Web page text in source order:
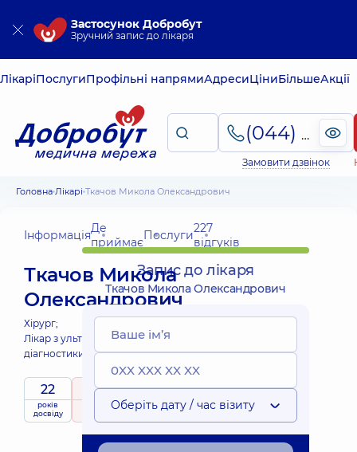
Застосунок Добробут
Зручний запис до лікаря
ЛікаріПослугиПрофільні напрямиАдресиЦіниБільшеАкції
(044) 495-2-888
Замовити дзвінок
Головна Лікарі Ткачов Микола Олександрович
ІнформаціяДе
приймаєПослуги227
відгуків
Ткачов Микола
Олександрович
Хірург;
Лікар з ультразвукової
діагностики;
22
років
досвіду
5 / 5
рейтингна підставі
227 відгуків
Запис до лікаря
Ткачов Микола Олександрович
Оберіть дату / час візиту